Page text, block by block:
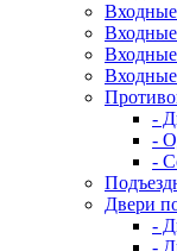
Входные
-
-
-
Двери
-
-